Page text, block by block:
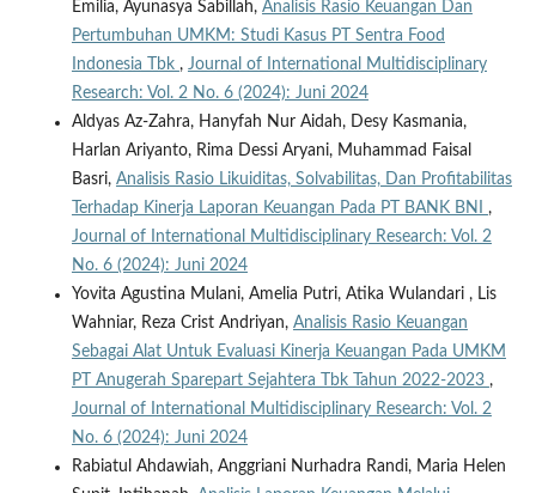
Emilia, Ayunasya Sabillah, Analisis Rasio Keuangan Dan
Pertumbuhan UMKM: Studi Kasus PT Sentra Food
Indonesia Tbk , Journal of International Multidisciplinary
Research: Vol. 2 No. 6 (2024): Juni 2024
Aldyas Az-Zahra, Hanyfah Nur Aidah, Desy Kasmania,
Harlan Ariyanto, Rima Dessi Aryani, Muhammad Faisal
Basri, Analisis Rasio Likuiditas, Solvabilitas, Dan Profitabilitas
Terhadap Kinerja Laporan Keuangan Pada PT BANK BNI ,
Journal of International Multidisciplinary Research: Vol. 2
No. 6 (2024): Juni 2024
Yovita Agustina Mulani, Amelia Putri, Atika Wulandari , Lis
Wahniar, Reza Crist Andriyan, Analisis Rasio Keuangan
Sebagai Alat Untuk Evaluasi Kinerja Keuangan Pada UMKM
PT Anugerah Sparepart Sejahtera Tbk Tahun 2022-2023 ,
Journal of International Multidisciplinary Research: Vol. 2
No. 6 (2024): Juni 2024
Rabiatul Ahdawiah, Anggriani Nurhadra Randi, Maria Helen